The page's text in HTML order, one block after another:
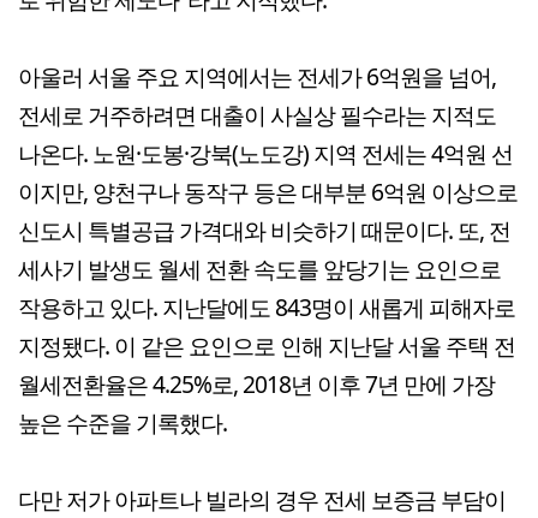
아울러 서울 주요 지역에서는 전세가 6억원을 넘어,
전세로 거주하려면 대출이 사실상 필수라는 지적도
나온다. 노원·도봉·강북(노도강) 지역 전세는 4억원 선
이지만, 양천구나 동작구 등은 대부분 6억원 이상으로
신도시 특별공급 가격대와 비슷하기 때문이다. 또, 전
세사기 발생도 월세 전환 속도를 앞당기는 요인으로
작용하고 있다. 지난달에도 843명이 새롭게 피해자로
지정됐다. 이 같은 요인으로 인해 지난달 서울 주택 전
월세전환율은 4.25%로, 2018년 이후 7년 만에 가장
높은 수준을 기록했다.
다만 저가 아파트나 빌라의 경우 전세 보증금 부담이